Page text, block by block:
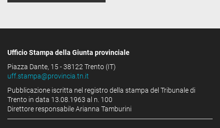
Ufficio Stampa della Giunta provinciale
Piazza Dante, 15 - 38122 Trento (IT)
uff.stampa@provincia.tn.it
Pubblicazione iscritta nel registro della stampa del Tribunale di
Trento in data 13.08.1963 al n. 100
Direttore responsabile Arianna Tamburini